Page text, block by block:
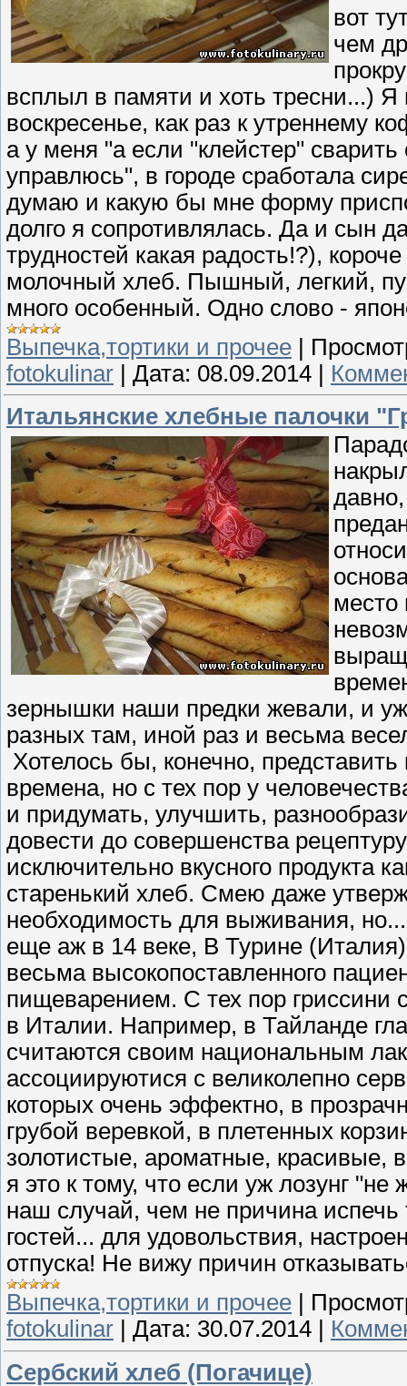
вот
чем
всплыл в памяти и хоть тресни...) Я
воскресенье, как раз к утреннему
а у меня "а если "клейстер"
управлюсь", в городе сработала
думаю и какую бы мне форму
долго я сопротивлялась. Да и сын
трудностей какая радость!?),
молочный хлеб. Пышный, легкий,
много особенный. Одно слово -
Выпечка,тортики и прочее |
fotokulinar | Дата: 08.09.2014 |
Итальянские хлебные палочки
место
зернышки наши предки жевали, и
разных там, иной раз и весьма
Хотелось бы, конечно,
времена, но с тех пор у
и придумать, улучшить,
довести до совершенства
исключительно вкусного продукта
старенький хлеб. Смею даже
необходимость для выживания,
еще аж в 14 веке, В Турине
весьма высокопоставленного
пищеварением. С тех пор гриссини
в Италии. Например, в Тайланде
считаются своим национальным
ассоциируютися с великолепно
которых очень эффектно, в
грубой веревкой, в плетенных
золотистые, ароматные, красивые,
я это к тому, что если уж лозунг "не
наш случай, чем не причина
гостей... для удовольствия,
отпуска! Не вижу причин
Выпечка,тортики и прочее
fotokulinar
Дата: 30.07.2014
Сербский хлеб (Погачице)